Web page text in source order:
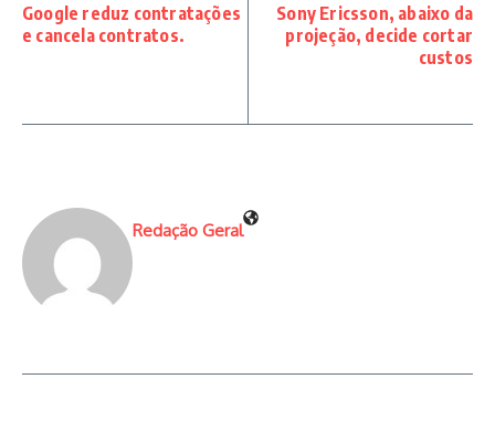
Google reduz contratações
e cancela contratos.
Sony Ericsson, abaixo da
projeção, decide cortar
custos
Redação Geral